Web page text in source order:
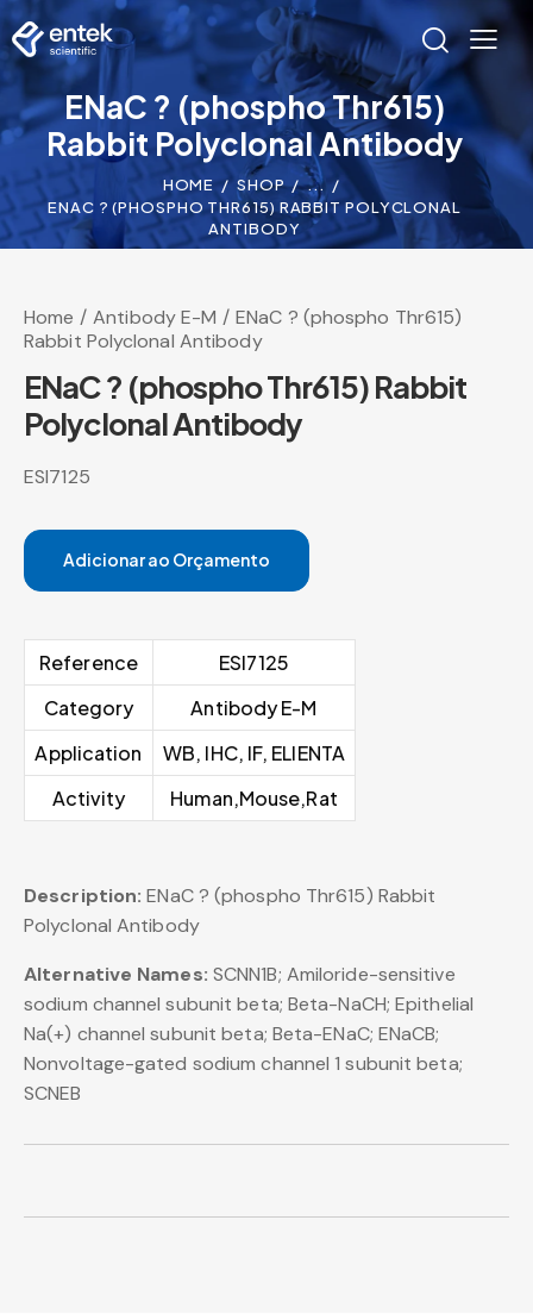
ENaC ? (phospho Thr615)
Rabbit Polyclonal Antibody
HOME SHOP
...
ENAC ? (PHOSPHO THR615) RABBIT POLYCLONAL
ANTIBODY
Home Antibody E-M
ENaC ? (phospho Thr615)
Rabbit Polyclonal Antibody
ENaC ? (phospho Thr615) Rabbit
Polyclonal Antibody
ESI7125
Adicionar ao Orçamento
Reference
ESI7125
Category
Antibody E-M
Application
WB, IHC, IF, ELIENTA
Activity
Human,Mouse,Rat
Description: ENaC ? (phospho Thr615) Rabbit
Polyclonal Antibody
Alternative Names: SCNN1B; Amiloride-sensitive
sodium channel subunit beta; Beta-NaCH; Epithelial
Na(+) channel subunit beta; Beta-ENaC; ENaCB;
Nonvoltage-gated sodium channel 1 subunit beta;
SCNEB